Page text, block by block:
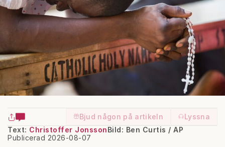
Bjud någon på artikeln
Lyssna
Text: Christoffer Jonsson
Publicerad 2026-08-07
Bild: Ben Curtis / AP